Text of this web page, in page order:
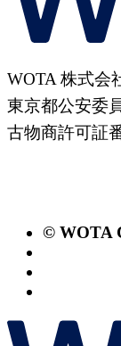
WOTA 株式会
東京都公安委
古物商許可証
© WOTA